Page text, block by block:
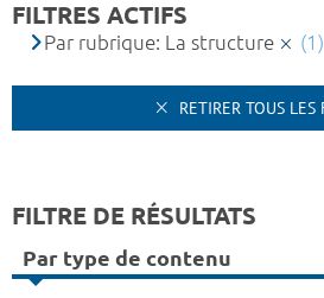
FILTRES ACTIFS
Par rubrique: La structure (1)
RETIRER TOUS LES
FILTRE DE RÉSULTATS
Par type de contenu